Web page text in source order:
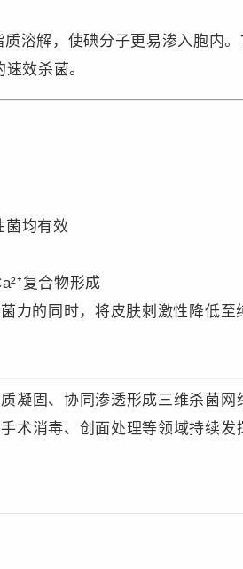
溶解，使碘分子更易渗入胞内
效杀菌。
菌均有效
复合物形成
力的同时，将皮肤刺激性降低
凝固、协同渗透形成三维杀菌
术消毒、创面处理等领域持续发